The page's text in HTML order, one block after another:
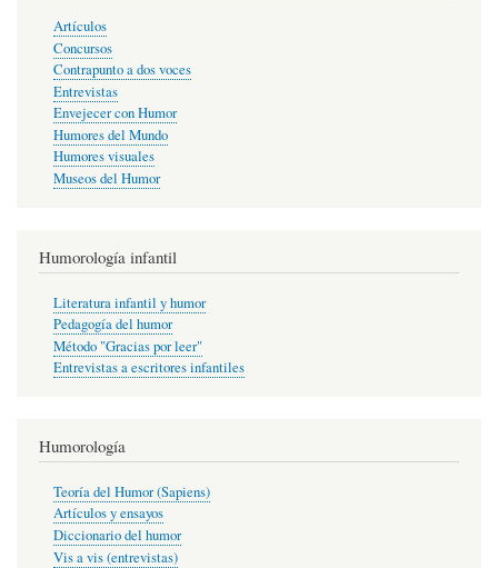
Artículos
Concursos
Contrapunto a dos voces
Entrevistas
Envejecer con Humor
Humores del Mundo
Humores visuales
Museos del Humor
Humorología infantil
Literatura infantil y humor
Pedagogía del humor
Método "Gracias por leer"
Entrevistas a escritores infantiles
Humorología
Teoría del Humor (Sapiens)
Artículos y ensayos
Diccionario del humor
Vis a vis (entrevistas)